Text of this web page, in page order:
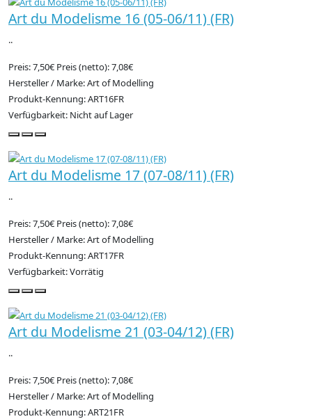
Art du Modelisme 16 (05-06/11) (FR)
..
Preis: 7,50€ Preis (netto): 7,08€
Hersteller / Marke: Art of Modelling
Produkt-Kennung: ART16FR
Verfügbarkeit: Nicht auf Lager
Art du Modelisme 17 (07-08/11) (FR)
..
Preis: 7,50€ Preis (netto): 7,08€
Hersteller / Marke: Art of Modelling
Produkt-Kennung: ART17FR
Verfügbarkeit: Vorrätig
Art du Modelisme 21 (03-04/12) (FR)
..
Preis: 7,50€ Preis (netto): 7,08€
Hersteller / Marke: Art of Modelling
Produkt-Kennung: ART21FR